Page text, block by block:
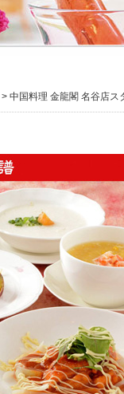
> 中国料理 金龍閣 名谷店ス